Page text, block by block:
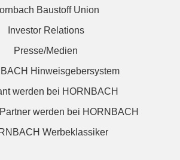
Baustoff Union
Investor Relations
Presse/Medien
Hinweisgebersystem
werden bei HORNBACH
werden bei HORNBACH
Werbeklassiker